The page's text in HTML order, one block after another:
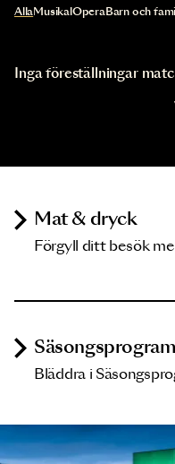
Val av kategori uppdaterar
AllaMusikal OperaBarn och
Inga föreställningar
Mat & dryck
Förgyll ditt besök
Säsongsprogram
Bläddra i